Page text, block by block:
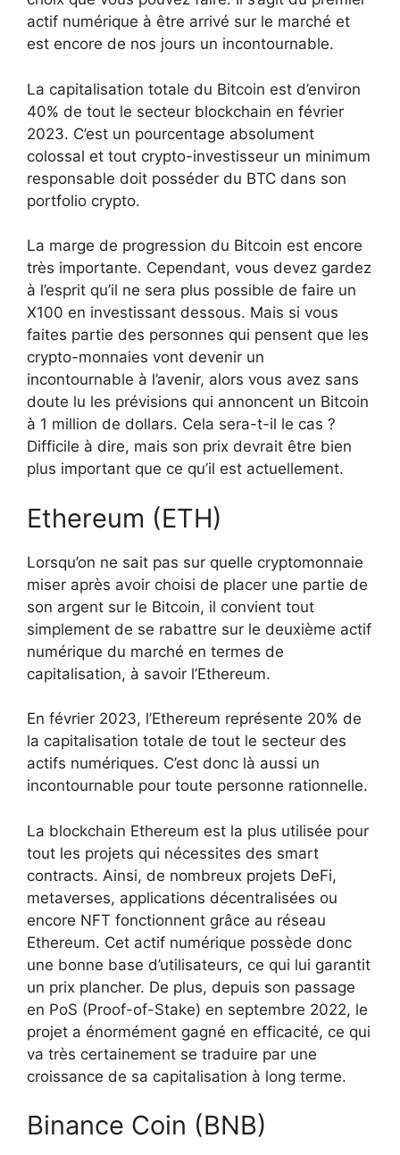
actif numérique à être arrivé sur le marché et
est encore de nos jours un incontournable.
La capitalisation totale du Bitcoin est d’environ
40% de tout le secteur blockchain en février
2023. C’est un pourcentage absolument
colossal et tout crypto-investisseur un minimum
responsable doit posséder du BTC dans son
portfolio crypto.
La marge de progression du Bitcoin est encore
très importante. Cependant, vous devez gardez
à l’esprit qu’il ne sera plus possible de faire un
X100 en investissant dessous. Mais si vous
faites partie des personnes qui pensent que les
crypto-monnaies vont devenir un
incontournable à l’avenir, alors vous avez sans
doute lu les prévisions qui annoncent un Bitcoin
à 1 million de dollars. Cela sera-t-il le cas ?
Difficile à dire, mais son prix devrait être bien
plus important que ce qu’il est actuellement.
Ethereum (ETH)
Lorsqu’on ne sait pas sur quelle cryptomonnaie
miser après avoir choisi de placer une partie de
son argent sur le Bitcoin, il convient tout
simplement de se rabattre sur le deuxième actif
numérique du marché en termes de
capitalisation, à savoir l’Ethereum.
En février 2023, l’Ethereum représente 20% de
la capitalisation totale de tout le secteur des
actifs numériques. C’est donc là aussi un
incontournable pour toute personne rationnelle.
La blockchain Ethereum est la plus utilisée pour
tout les projets qui nécessites des smart
contracts. Ainsi, de nombreux projets DeFi,
metaverses, applications décentralisées ou
encore NFT fonctionnent grâce au réseau
Ethereum. Cet actif numérique possède donc
une bonne base d’utilisateurs, ce qui lui garantit
un prix plancher. De plus, depuis son passage
en PoS (Proof-of-Stake) en septembre 2022, le
projet a énormément gagné en efficacité, ce qui
va très certainement se traduire par une
croissance de sa capitalisation à long terme.
Binance Coin (BNB)